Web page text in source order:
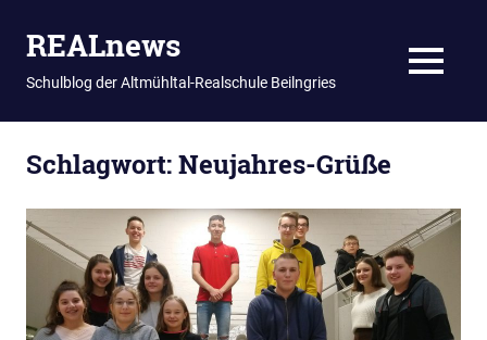
Inhalt
REALnews
Schulblog der Altmühltal-Realschule Beilngries MENU
Schlagwort:Neujahres-Grüße